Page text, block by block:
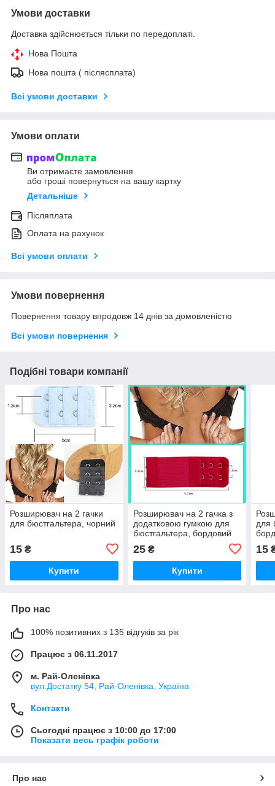
Умови доставки
Доставка здійснюється тільки по передоплаті.
Нова Пошта
Нова пошта ( післясплата)
Всі умови доставки
Умови оплати
Ви отримаєте замовлення
або гроші повернуться на вашу картку
Детальніше
Післяплата
Оплата на рахунок
Всі умови оплати
Умови повернення
Повернення товару впродовж 14 днів за домовленістю
Всі умови повернення
Подібні товари компанії
Розширювач на 2 гачки
для бюстгальтера, чорний
15 ₴
Купити
Розширювач на 2 гачка з
додатковою гумкою для
бюстгальтера, бордовий
25₴
Купити
для
15
Про нас
100% позитивних з 135 відгуків за рік
Працює з 06.11.2017
м. Рай-Оленівка
вул.Достатку 54, Рай-Оленівка, Україна
Контакти
Сьогодні працює з 10:00 до 17:00
Показати весь графік роботи
Про нас